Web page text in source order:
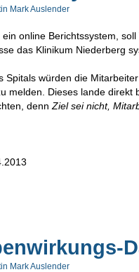
Mark Auslender
ein online Berichtssystem,
das Klinikum Niederberg
Spitals würden die
melden. Dieses lande
denn Ziel sei nicht,
Mark Auslender